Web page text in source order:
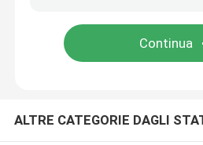
ALTRE CATEGORIE DAGLI